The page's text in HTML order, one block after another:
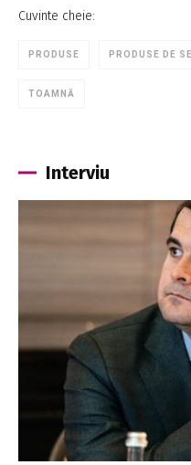
Cuvinte cheie:
PRODUSE PRODUSE DE
TOAMNĂ
Interviu